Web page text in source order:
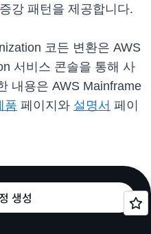
강 패턴을 제공합니다.
코든 변환은 AWS
서비스 콘솔을 통해 사
내용은 AWS Mainframe
품 페이지와 설명서 페이
생성